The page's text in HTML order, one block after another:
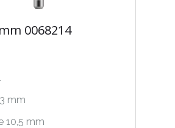
0068214
mm
10,5 mm